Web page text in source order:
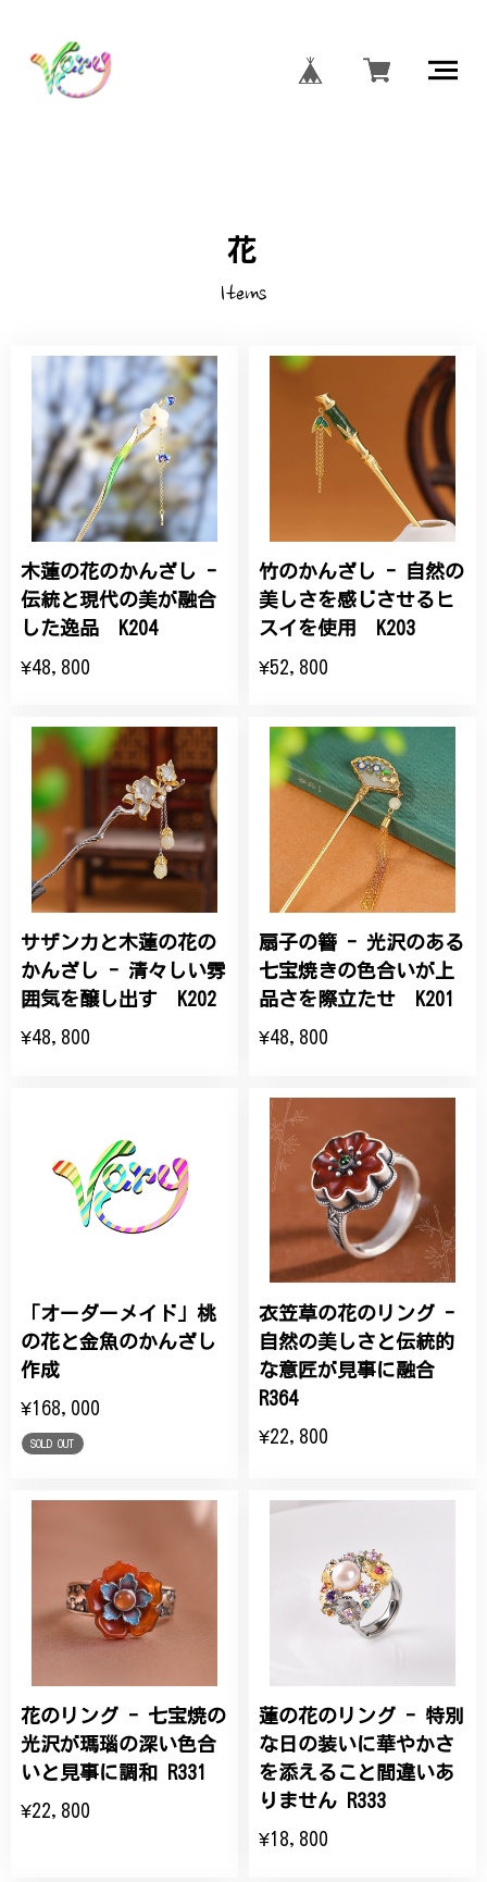
花
Items
木蓮の花のかんざし -
伝統と現代の美が融合
した逸品 K204
¥48,800
竹のかんざし - 自然の
美しさを感じさせるヒ
スイを使用 K203
¥52,800
サザンカと木蓮の花の
かんざし - 清々しい雰
囲気を醸し出す K202
¥48,800
扇子の簪 - 光沢のある
七宝焼きの色合いが上
品さを際立たせ K201
¥48,800
「オーダーメイド」桃
の花と金魚のかんざし
作成
¥168,000
SOLD OUT
衣笠草の花のリング -
自然の美しさと伝統的
な意匠が見事に融合
R364
¥22,800
花のリング - 七宝焼の
光沢が瑪瑙の深い色合
いと見事に調和 R331
¥22,800
蓮の花のリング - 特別
な日の装いに華やかさ
を添えること間違いあ
りません R333
¥18,800